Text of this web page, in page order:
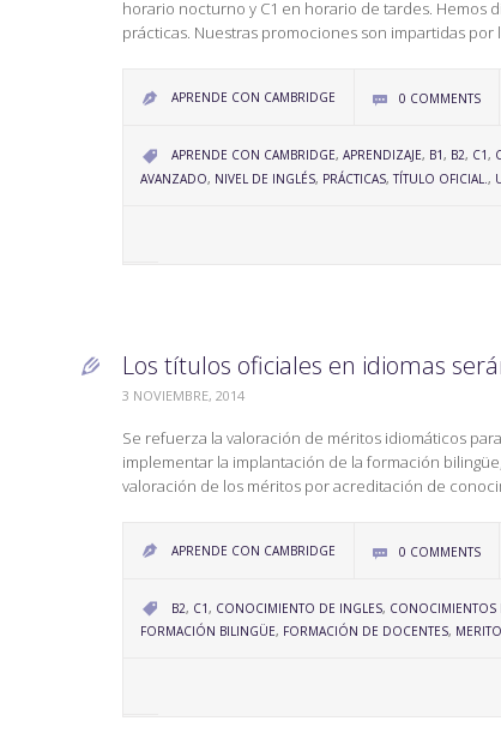
horario nocturno y C1 en horario de tardes. Hemos
prácticas. Nuestras promociones son impartidas
 APRENDE CON CAMBRIDGE  0 COMMENTS
 CATEGORY
APRENDE CON CAMBRIDGE, APRENDIZAJE, B1, B2, C1,
AVANZADO, NIVEL DE INGLÉS, PRÁCTICAS,TÍTULO OFICIAL. ,
 Los títulos oficiales en idiomas
3 NOVIEMBRE, 2014
Se refuerza la valoración de méritos idiomáticos
implementar la implantación de la formación
valoración de los méritos por acreditación de
 APRENDE CON CAMBRIDGE  0 COMMENTS
 CATEGORY
B2, C1 , CONOCIMIENTO DE INGLES, CONOCIMIENTOS
FORMACIÓN BILINGÜE, FORMACIÓN DE DOCENTES,